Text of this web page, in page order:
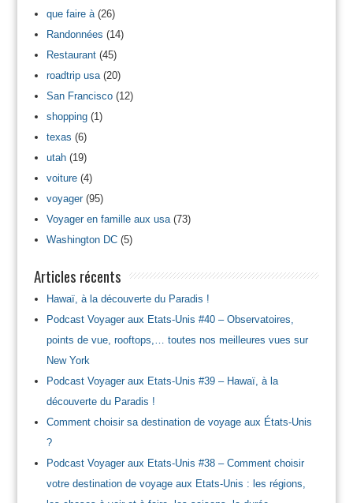
que faire à(26)
Randonnées (14)
Restaurant(45)
roadtrip usa(20)
San Francisco(12)
shopping(1)
texas (6)
utah(19)
voiture(4)
voyager(95)
Voyager en famille aux usa(73)
Washington DC(5)
Articles récents
Hawaï, à la découverte du Paradis !
Podcast Voyager aux Etats-Unis #40 – Observatoires,
points de vue, rooftops,… toutes nos meilleures vues sur
New York
Podcast Voyager aux Etats-Unis #39 – Hawaï, à la
découverte du Paradis !
Comment choisir sa destination de voyage aux États-Unis
?
Podcast Voyager aux Etats-Unis #38 – Comment choisir
votre destination de voyage aux Etats-Unis : les régions,